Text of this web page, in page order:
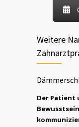
Weitere
Der